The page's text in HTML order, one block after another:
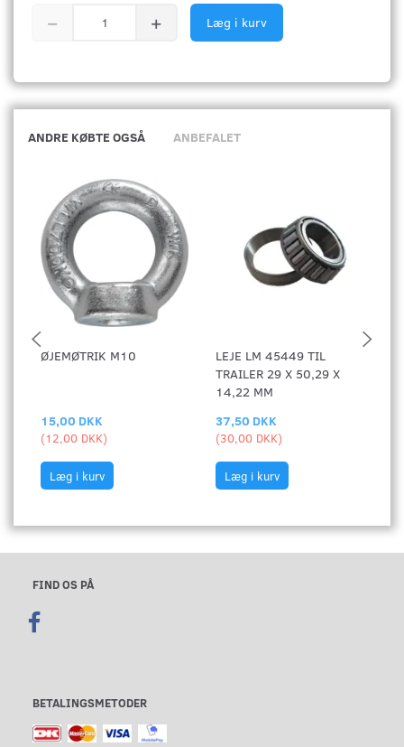
Læg i kurv
ANDRE KØBTE OGSÅ ANBEFALET
ØJEMØTRIK M10
15,00 DKK
(12,00 DKK)
Læg i kurv
LEJE LM 45449 TIL
TRAILER 29 X 50,29 X
14,22 MM
37,50 DKK
(30,00 DKK)
Læg i kurv
FIND OS PÅ
BETALINGSMETODER